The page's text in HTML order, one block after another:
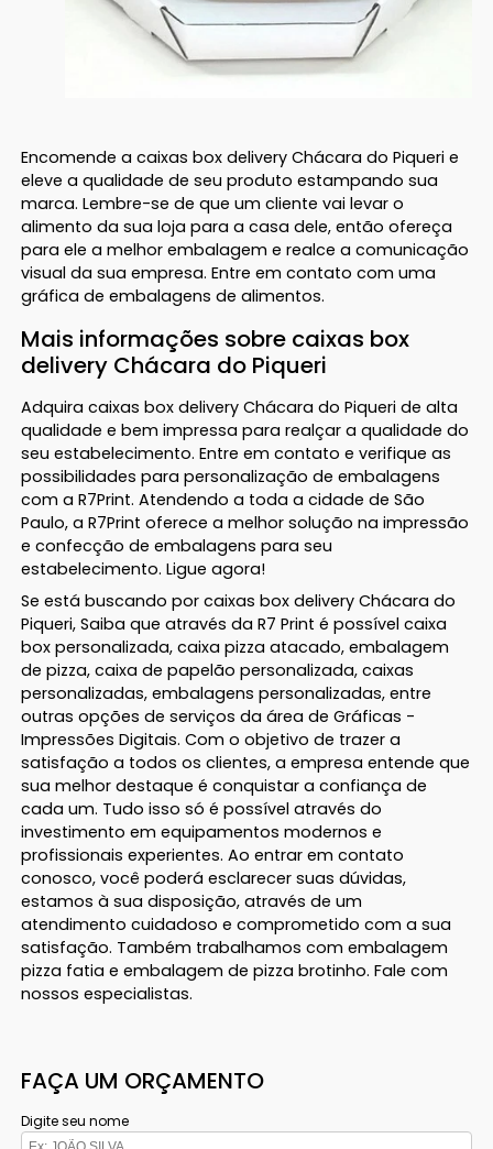
Encomende a caixas box delivery Chácara do Piqueri e
eleve a qualidade de seu produto estampando sua
marca. Lembre-se de que um cliente vai levar o
alimento da sua loja para a casa dele, então ofereça
para ele a melhor embalagem e realce a comunicação
visual da sua empresa. Entre em contato com uma
gráfica de embalagens de alimentos.
Mais informações sobre caixas box
delivery Chácara do Piqueri
Adquira caixas box delivery Chácara do Piqueri de alta
qualidade e bem impressa para realçar a qualidade do
seu estabelecimento. Entre em contato e verifique as
possibilidades para personalização de embalagens
com a R7Print. Atendendo a toda a cidade de São
Paulo, a R7Print oferece a melhor solução na impressão
e confecção de embalagens para seu
estabelecimento. Ligue agora!
Se está buscando por caixas box delivery Chácara do
Piqueri, Saiba que através da R7 Print é possível caixa
box personalizada, caixa pizza atacado, embalagem
de pizza, caixa de papelão personalizada, caixas
personalizadas, embalagens personalizadas, entre
outras opções de serviços da área de Gráficas -
Impressões Digitais. Com o objetivo de trazer a
satisfação a todos os clientes, a empresa entende que
sua melhor destaque é conquistar a confiança de
cada um. Tudo isso só é possível através do
investimento em equipamentos modernos e
profissionais experientes. Ao entrar em contato
conosco, você poderá esclarecer suas dúvidas,
estamos à sua disposição, através de um
atendimento cuidadoso e comprometido com a sua
satisfação. Também trabalhamos com embalagem
pizza fatia e embalagem de pizza brotinho. Fale com
nossos especialistas.
FAÇA UM ORÇAMENTO
Digite seu nome